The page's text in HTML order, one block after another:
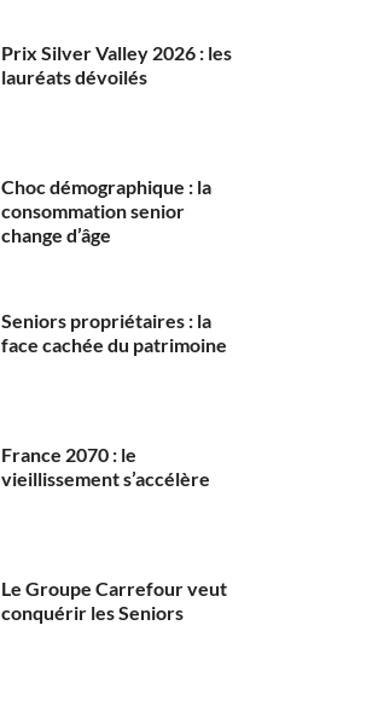
Prix Silver Valley 2026 : les
lauréats dévoilés
Choc démographique : la
consommation senior
change d’âge
Seniors propriétaires : la
face cachée du patrimoine
France 2070 : le
vieillissement s’accélère
Le Groupe Carrefour veut
conquérir les Seniors